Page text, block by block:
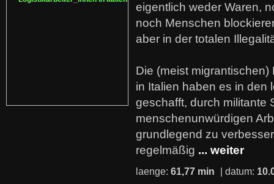
eigentlich weder Waren,
noch Menschen
aber in der totalen
Die (meist
in Italien haben es in den
geschafft, durch militante
menschenunwürdigen
grundlegend zu
regelmäßig ... weiter
laenge: 61,77 min | datum: